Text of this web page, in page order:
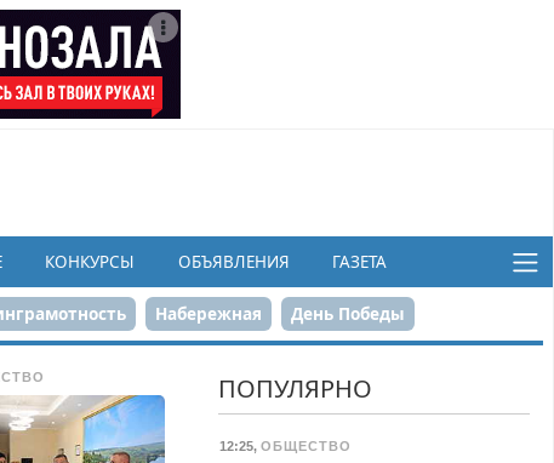
КОНКУРСЫ ОБЪЯВЛЕНИЯ ГАЗЕТА
Набережная День Победы
ПОПУЛЯРНО
12:25, ОБЩЕСТВО